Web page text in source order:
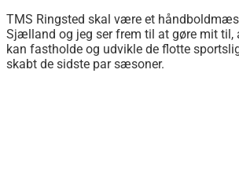
TMS Ringsted skal være et
Sjælland og jeg ser frem til at gøre mit til,
kan fastholde og udvikle de flotte
skabt de sidste par sæsoner.